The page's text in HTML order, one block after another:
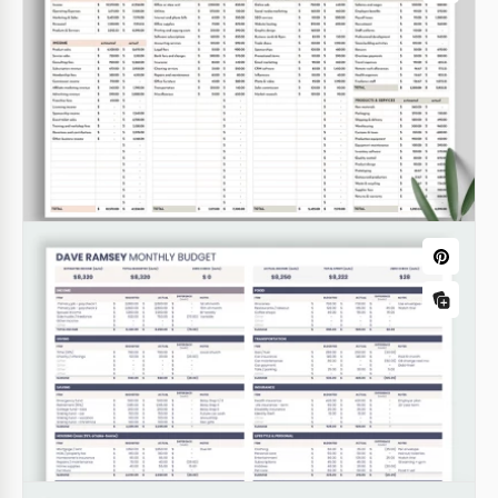
démarrage - Modifiable et structuré
Notre modèle de budget d'entreprise Startup est
adapté à toute entreprise qui souhaite systématiser
et surveiller les aspects essentiels de l'activité
entrepreneuriale.
Google Sheets